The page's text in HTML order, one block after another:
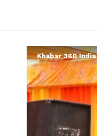
Khabar 360 India